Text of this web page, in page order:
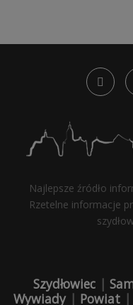
Najlepsze źródło
Rzetelne informacje
Szydłowiec |
Wywiady| Powiat |